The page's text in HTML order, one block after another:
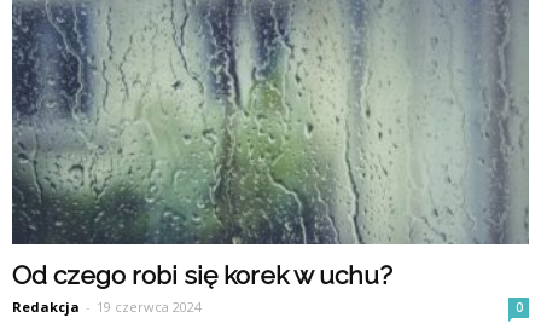
Od czego robi się korek w uchu?
Redakcja - 19 czerwca 2024 0